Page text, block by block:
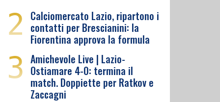
2 Calciomercato Lazio, ripartono i
contatti per Brescianini: la
Fiorentina approva la formula
3 Amichevole Live | Lazio-
Ostiamare 4-0: termina il
match. Doppiette per Ratkov e
Zaccagni